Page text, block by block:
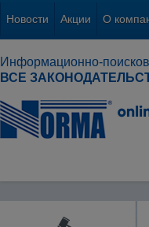
Новости Акции О
Информационно-
ВСЕ